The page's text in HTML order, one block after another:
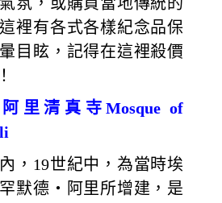
裡有各式各樣紀念品保
目眩，記得在這裡殺價
里清真寺Mosque of
，19世紀中，為當時埃
默德‧阿里所增建，是